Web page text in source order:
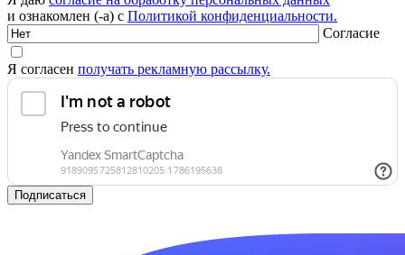
и ознакомлен (-а) с Политикой конфиденциальности.
Согласие
Я согласен получать рекламную рассылку.